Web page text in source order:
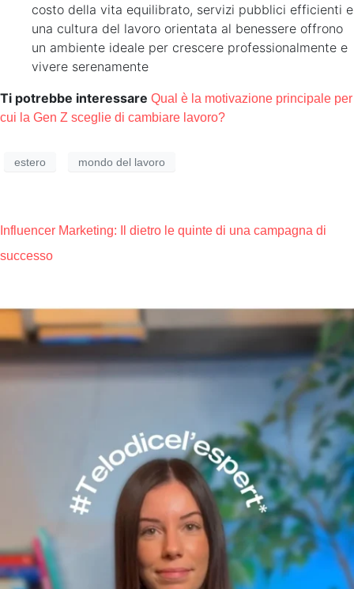
costo della vita equilibrato, servizi pubblici efficienti e
una cultura del lavoro orientata al benessere offrono
un ambiente ideale per crescere professionalmente e
vivere serenamente
Ti potrebbe interessare Qual è la motivazione principale per
cui la Gen Z sceglie di cambiare lavoro?
estero mondo del lavoro
Influencer Marketing: Il dietro le quinte di una campagna di
successo